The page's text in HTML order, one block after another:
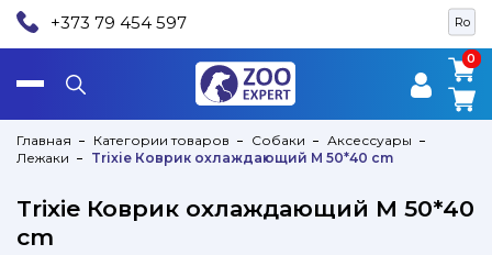
Ro
+373 79 454 597
0
0
Главная Категории товаров Собаки
Аксессуары
Лежаки
Trixie Коврик охлаждающий M 50*40 cm
Trixie Коврик охлаждающий M 50*40
cm